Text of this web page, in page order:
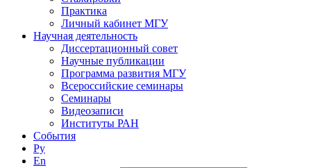
Практика
Личный кабинет МГУ
Научная деятельность
Диссертационный совет
Научные публикации
Программа развития МГУ
Всероссийские семинары
Семинары
Видеозаписи
Институты РАН
События
Ру
En